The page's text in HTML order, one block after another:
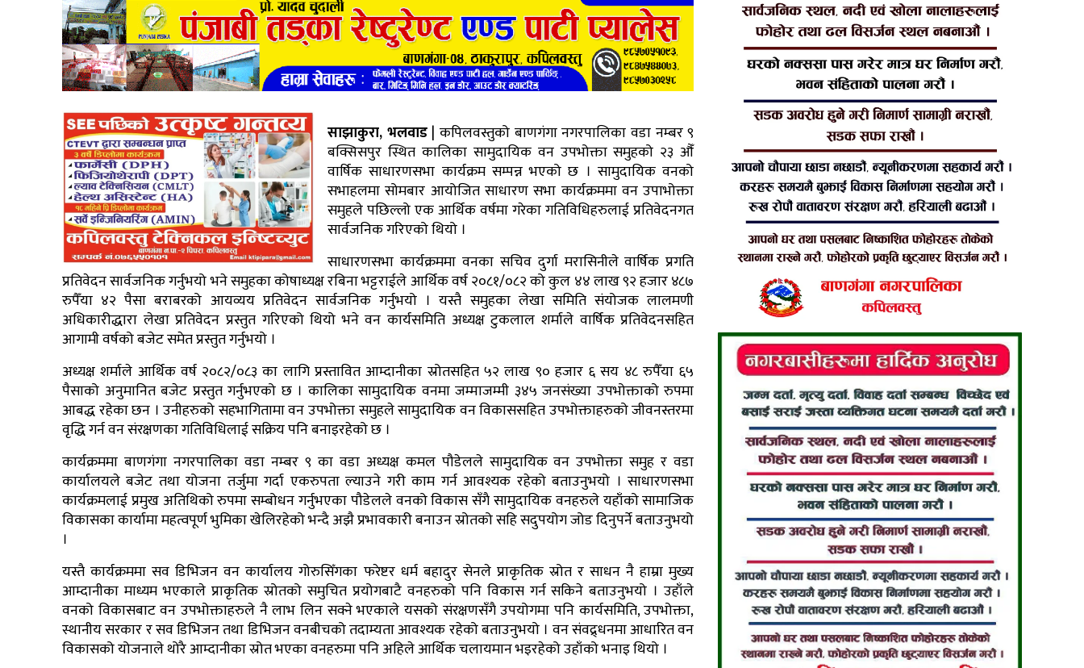
साझाकुरा, भलवाड | कपिलवस्तुको बाणगंगा नगरपालिका वडा नम्बर ९
बक्सिसपुर स्थित कालिका सामुदायिक वन उपभोक्ता समुहको २३ औँ
वार्षिक साधारणसभा कार्यक्रम सम्पन्न भएको छ । सामुदायिक वनको
सभाहलमा सोमबार आयोजित साधारण सभा कार्यक्रममा वन उपाभोक्ता
समुहले पछिल्लो एक आर्थिक वर्षमा गरेका गतिविधिहरुलाई प्रतिवेदनगत
सार्वजनिक गरिएको थियो ।
साधारणसभा कार्यक्रममा वनका सचिव दुर्गा मरासिनीले वार्षिक प्रगति
प्रतिवेदन सार्वजनिक गर्नुभयो भने समुहका कोषाध्यक्ष रबिना भट्टराईले आर्थिक वर्ष २०८१/०८२ को कुल ४४ लाख ९२ हजार ४८७
रुपैँया ४२ पैसा बराबरको आयव्यय प्रतिवेदन सार्वजनिक गर्नुभयो । यस्तै समुहका लेखा समिति संयोजक लालमणी
अधिकारीद्धारा लेखा प्रतिवेदन प्रस्तुत गरिएको थियो भने वन कार्यसमिति अध्यक्ष टुकलाल शर्माले वार्षिक प्रतिवेदनसहित
आगामी वर्षको बजेट समेत प्रस्तुत गर्नुभयो ।
अध्यक्ष शर्माले आर्थिक वर्ष २०८२/०८३ का लागि प्रस्तावित आम्दानीका स्रोतसहित ५२ लाख ९० हजार ६ सय ४८ रुपैँया ६५
पैसाको अनुमानित बजेट प्रस्तुत गर्नुभएको छ । कालिका सामुदायिक वनमा जम्माजम्मी ३४५ जनसंख्या उपभोक्ताको रुपमा
आबद्ध रहेका छन । उनीहरुको सहभागितामा वन उपभोक्ता समुहले सामुदायिक वन विकाससहित उपभोक्ताहरुको जीवनस्तरमा
वृद्धि गर्न वन संरक्षणका गतिविधिलाई सक्रिय पनि बनाइरहेको छ ।
कार्यक्रममा बाणगंगा नगरपालिका वडा नम्बर ९ का वडा अध्यक्ष कमल पौडेलले सामुदायिक वन उपभोक्ता समुह र वडा
कार्यालयले बजेट तथा योजना तर्जुमा गर्दा एकरुपता ल्याउने गरी काम गर्न आवश्यक रहेको बताउनुभयो । साधारणसभा
कार्यक्रमलाई प्रमुख अतिथिको रुपमा सम्बोधन गर्नुभएका पौडेलले वनको विकास सँगै सामुदायिक वनहरुले यहाँको सामाजिक
विकासका कार्यामा महत्वपूर्ण भुमिका खेलिरहेको भन्दै अझै प्रभावकारी बनाउन स्रोतको सहि सदुपयोग जोड दिनुपर्ने बताउनुभयो
।
यस्तै कार्यक्रममा सव डिभिजन वन कार्यालय गोरुसिँगका फरेष्टर धर्म बहादुर सेनले प्राकृतिक स्रोत र साधन नै हाम्रा मुख्य
आम्दानीका माध्यम भएकाले प्राकृतिक स्रोतको समुचित प्रयोगबाटै वनहरुको पनि विकास गर्न सकिने बताउनुभयो । उहाँले
वनको विकासबाट वन उपभोक्ताहरुले नै लाभ लिन सक्ने भएकाले यसको संरक्षणसँगै उपयोगमा पनि कार्यसमिति, उपभोक्ता,
स्थानीय सरकार र सव डिभिजन तथा डिभिजन वनबीचको तदाम्यता आवश्यक रहेको बताउनुभयो । वन संवद्र्धनमा आधारित वन
विकासको योजनाले थोरै आम्दानीका स्रोत भएका वनहरुमा पनि अहिले आर्थिक चलायमान भइरहेको उहाँको भनाइ थियो ।